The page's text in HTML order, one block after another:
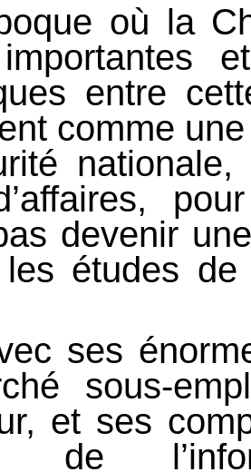
où la
entre
comme
devenir
études
ses
sous-
et ses
de